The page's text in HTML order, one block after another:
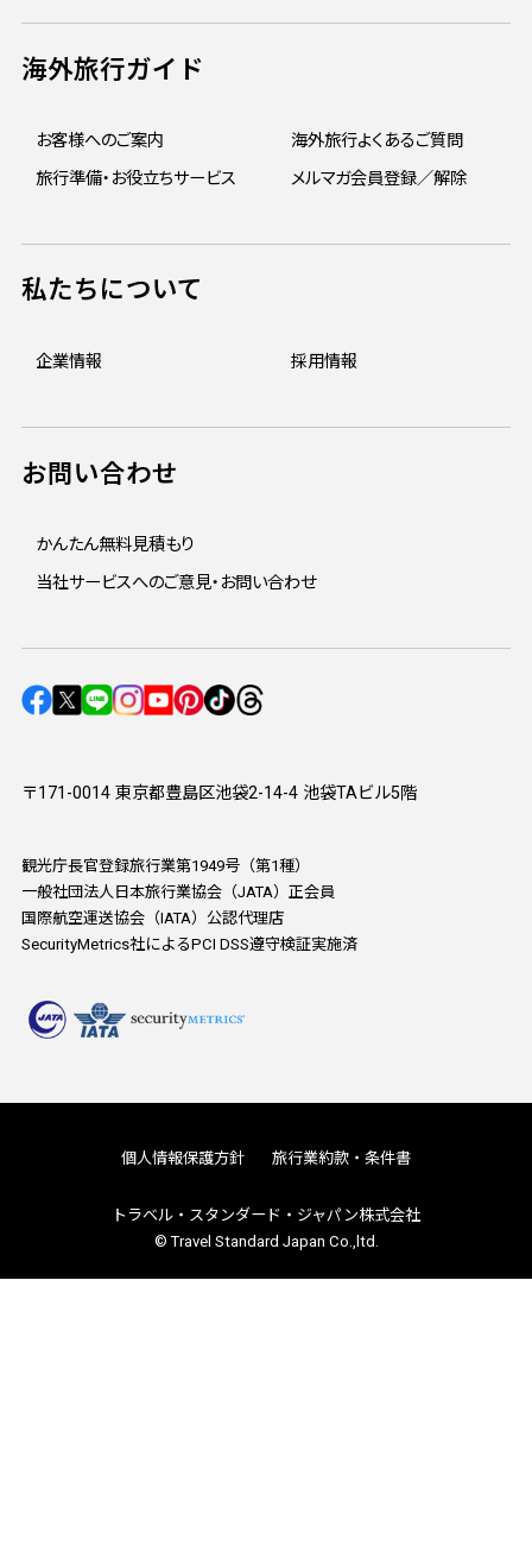
〒171-0014 東京都豊島区池袋2-14-4 池袋TAビル5階
観光庁長官登録旅行業第1949号（第1種）
一般社団法人日本旅行業協会（JATA）正会員
国際航空運送協会（IATA）公認代理店
SecurityMetrics社によるPCI DSS遵守検証実施済
海外旅行ガイド
お客様へのご案内
海外旅行よくあるご質問
旅行準備・お役立ちサービス
メルマガ会員登録／解除
私たちについて
企業情報 採用情報
お問い合わせ
かんたん無料見積もり
当社サービスへのご意見・お問い合わせ
個人情報保護方針 旅行業約款・条件書
トラベル・スタンダード・ジャパン株式会社
© Travel Standard Japan Co.,ltd.